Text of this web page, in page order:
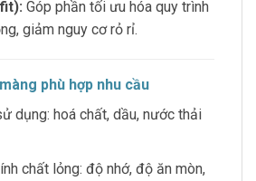
Góp phần tối ưu hóa quy trình
giảm nguy cơ rỏ rỉ.
phù hợp nhu cầu
dụng: hoá chất, dầu, nước thải
chất lỏng: độ nhớ, độ ăn mòn,